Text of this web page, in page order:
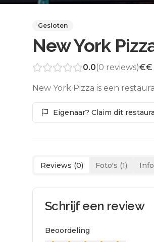
Gesloten
New York
0.0(0 reviews)€€
New York Pizza is een
Eigenaar? Claim dit
Reviews (0) Foto's (1) Info
Schrijf een review
Beoordeling